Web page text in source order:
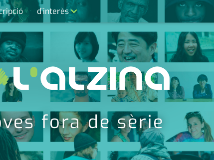
d'interès
contacte
farmàcies
telèfons
calendari
fora de sèrie